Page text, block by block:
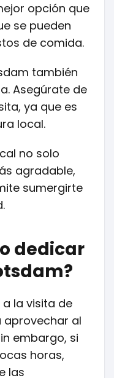
opción que
se pueden
de comida.
también
Asegúrate de
ya que es
local.
no solo
agradable,
sumergirte
dedicar
la visita de
aprovechar al
embargo, si
horas,
las